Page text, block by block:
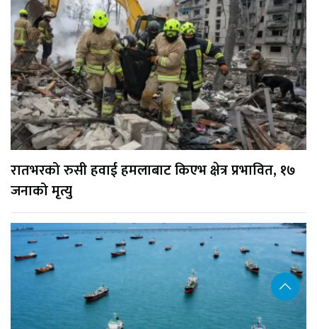
रातभरको रुसी हवाई हमलाबाट किएभ क्षेत्र प्रभावित, १७
जनाको मृत्यु